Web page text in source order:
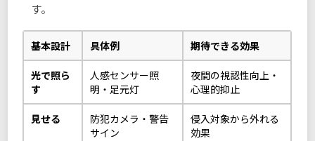
す。
基本設計 具体例 期待できる効果
光で照ら
す
人感センサー照
明・足元灯
夜間の視認性向上・
心理的抑止
見せる
防犯カメラ・警告
サイン
侵入対象から外れる
効果